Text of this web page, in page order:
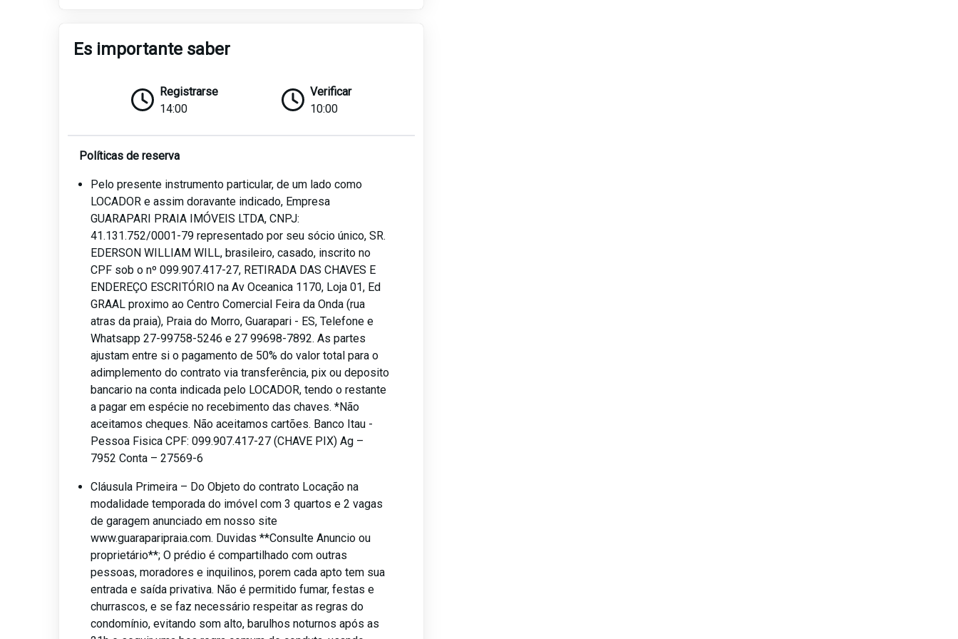
Es importante saber
Registrarse
14:00
Verificar
10:00
Políticas de reserva
Pelo presente instrumento particular, de um lado como
LOCADOR e assim doravante indicado, Empresa
GUARAPARI PRAIA IMÓVEIS LTDA, CNPJ:
41.131.752/0001-79 representado por seu sócio único, SR.
EDERSON WILLIAM WILL, brasileiro, casado, inscrito no
CPF sob o nº 099.907.417-27, RETIRADA DAS CHAVES E
ENDEREÇO ESCRITÓRIO na Av Oceanica 1170, Loja 01, Ed
GRAAL proximo ao Centro Comercial Feira da Onda (rua
atras da praia), Praia do Morro, Guarapari - ES, Telefone e
Whatsapp 27-99758-5246 e 27 99698-7892. As partes
ajustam entre si o pagamento de 50% do valor total para o
adimplemento do contrato via transferência, pix ou deposito
bancario na conta indicada pelo LOCADOR, tendo o restante
a pagar em espécie no recebimento das chaves. *Não
aceitamos cheques. Não aceitamos cartões. Banco Itau -
Pessoa Fisica CPF: 099.907.417-27 (CHAVE PIX) Ag –
7952 Conta – 27569-6
Cláusula Primeira – Do Objeto do contrato Locação na
modalidade temporada do imóvel com 3 quartos e 2 vagas
de garagem anunciado em nosso site
www.guaraparipraia.com. Duvidas **Consulte Anuncio ou
proprietário**; O prédio é compartilhado com outras
pessoas, moradores e inquilinos, porem cada apto tem sua
entrada e saída privativa. Não é permitido fumar, festas e
churrascos, e se faz necessário respeitar as regras do
condomínio, evitando som alto, barulhos noturnos após as